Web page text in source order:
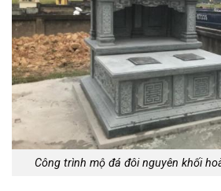
Công trình mộ đá đôi nguyên khối